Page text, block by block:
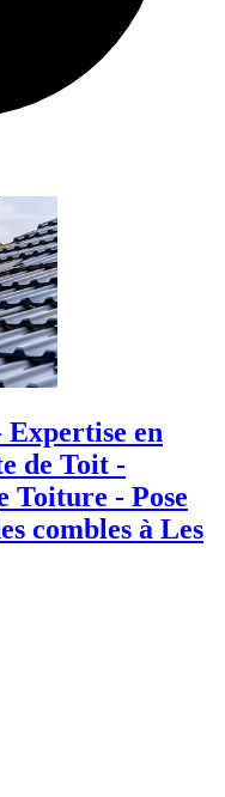
en
de Toit -
Toiture - Pose
combles à Les